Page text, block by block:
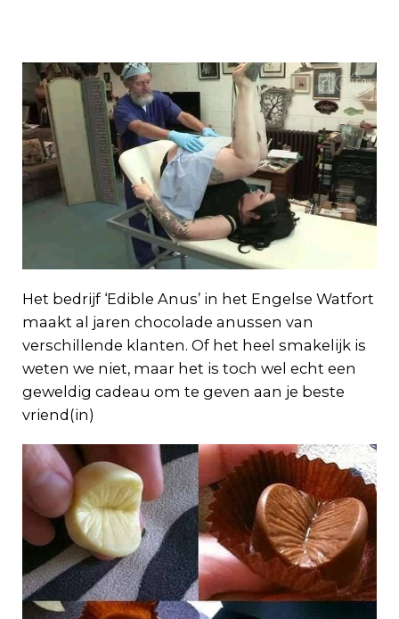
Het bedrijf ‘Edible Anus’ in het Engelse Watfort
maakt al jaren chocolade anussen van
verschillende klanten. Of het heel smakelijk is
weten we niet, maar het is toch wel echt een
geweldig cadeau om te geven aan je beste
vriend(in)